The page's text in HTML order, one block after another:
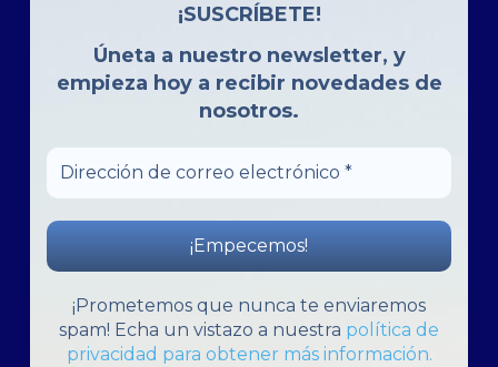
¡SUSCRÍBETE!
Úneta a nuestro newsletter, y
empieza hoy a recibir novedades de
nosotros.
Dirección
de
electrónico
*
¡Prometemos que nunca te enviaremos
spam! Echa un vistazo a nuestra política de
privacidad para obtener más información.